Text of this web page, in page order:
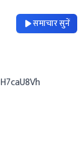
समाचार सुनें